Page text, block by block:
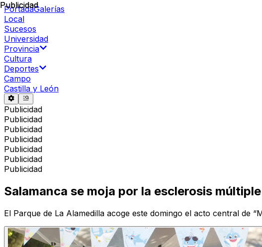
PortadaGalerías
Local
Sucesos
Universidad
Provincia
Cultura
Deportes
Campo
Castilla y León
Publicidad
Publicidad
Publicidad
Publicidad
Publicidad
Publicidad
Publicidad
Publicidad
Salamanca se moja por la esclerosis
El Parque de La Alamedilla acoge este domingo el acto central de
Publicidad